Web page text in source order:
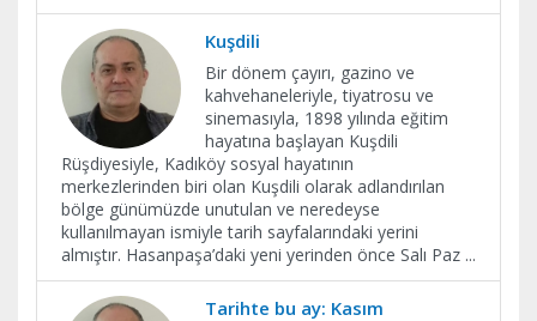
Kuşdili
Bir dönem çayırı, gazino ve
kahvehaneleriyle, tiyatrosu ve
sinemasıyla, 1898 yılında eğitim
hayatına başlayan Kuşdili
Rüşdiyesiyle, Kadıköy sosyal hayatının
merkezlerinden biri olan Kuşdili olarak adlandırılan
bölge günümüzde unutulan ve neredeyse
kullanılmayan ismiyle tarih sayfalarındaki yerini
almıştır. Hasanpaşa’daki yeni yerinden önce Salı Paz ...
Tarihte bu ay: Kasım